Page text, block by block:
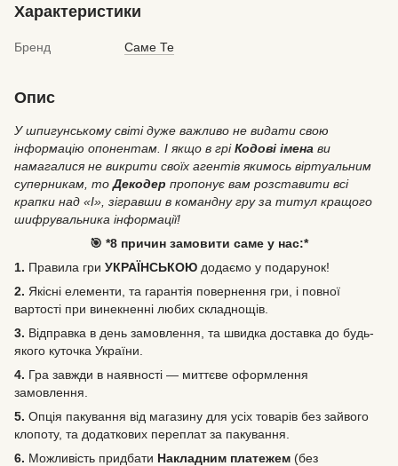
Характеристики
Бренд Саме Те
Опис
У шпигунському світі дуже важливо не видати свою
інформацію опонентам. І якщо в гріКодові імена ви
намагалися не викрити своїх агентів якимось віртуальним
суперникам, тоДекодер пропонує вам розставити всі
крапки над «I», зігравши в командну гру за титул кращого
шифрувальника інформації!
🎯 *8 причин замовити саме у нас:*
1. Правила гри УКРАЇНСЬКОЮ додаємо у подарунок!
2. Якісні елементи, та гарантія повернення гри, і повної
вартості при винекненні любих складнощів.
3. Відправка в день замовлення, та швидка доставка до будь-
якого куточка України.
4. Гра завжди в наявності — миттєве оформлення
замовлення.
5. Опція пакування від магазину для усіх товарів без зайвого
клопоту, та додаткових переплат за пакування.
6. Можливість придбати Накладним платежем (без